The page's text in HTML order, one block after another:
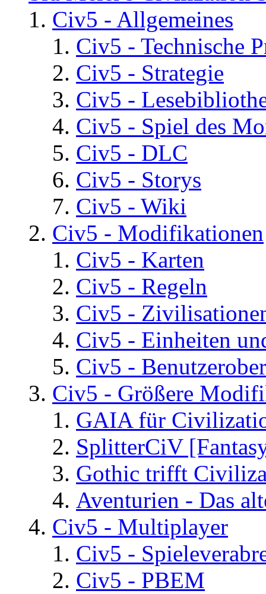
Civ5 - Allgemeines
Civ5 - Technische
Civ5 - Strategie
Civ5 -
Civ5 - Spiel des
Civ5 - DLC
Civ5 - Storys
Civ5 - Wiki
Civ5 - Modifikationen
Civ5 - Karten
Civ5 - Regeln
Civ5 -
Civ5 - Einheiten
Civ5 -
Civ5 - Größere
GAIA für
SplitterCiV
Gothic trifft
Aventurien - Das
Civ5 - Multiplayer
Civ5 -
Civ5 - PBEM